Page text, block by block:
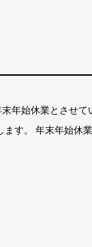
年始休業とさせ
す。 年末年始休